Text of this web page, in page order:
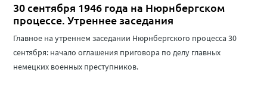
30 сентября 1946 года на Нюрнбергском
процессе. Утреннее заседания
Главное на утреннем заседании Нюрнбергского процесса 30
сентября: начало оглашения приговора по делу главных
немецких военных преступников.